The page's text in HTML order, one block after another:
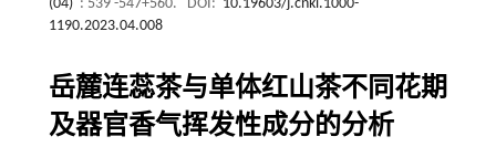
(04) : 539 -547+560. DOI: 10.19603/j.cnki.1000-
1190.2023.04.008
岳麓连蕊茶与单体红山茶不同花期
及器官香气挥发性成分的分析